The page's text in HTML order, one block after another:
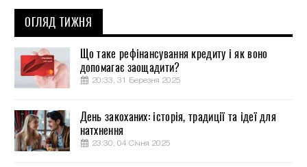
ОГЛЯД ТИЖНЯ
Що таке рефінансування кредиту і як воно
допомагає заощадити?
20:33, 31 Березня 2025
День закоханих: історія, традиції та ідеї для
натхнення
23:30, 04 Січня 2025